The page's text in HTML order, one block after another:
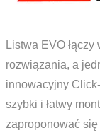
Listwa EVO
rozwiązania, a
innowacyjny
szybki i łatwy
zaproponować